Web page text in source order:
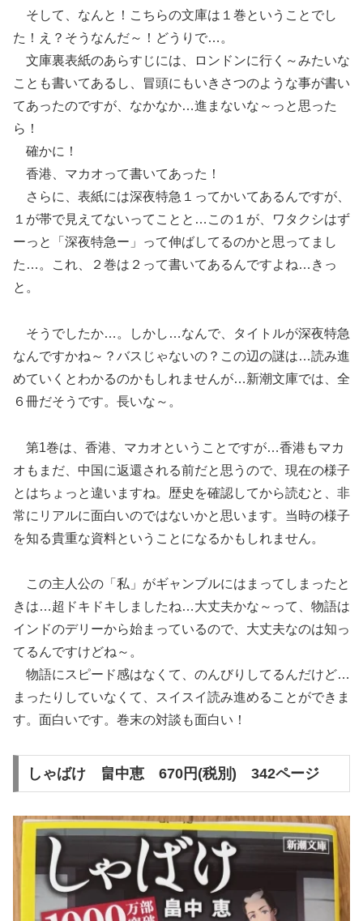
そして、なんと！こちらの文庫は１巻ということでし
た！え？そうなんだ～！どうりで…。
文庫裏表紙のあらすじには、ロンドンに行く～みたいな
ことも書いてあるし、冒頭にもいきさつのような事が書い
てあったのですが、なかなか…進まないな～っと思った
ら！
確かに！
香港、マカオって書いてあった！
さらに、表紙には深夜特急１ってかいてあるんですが、
１が帯で見えてないってことと…この１が、ワタクシはず
ーっと「深夜特急ー」って伸ばしてるのかと思ってまし
た…。これ、２巻は２って書いてあるんですよね…きっ
と。
そうでしたか…。しかし…なんで、タイトルが深夜特急
なんですかね～？バスじゃないの？この辺の謎は…読み進
めていくとわかるのかもしれませんが…新潮文庫では、全
６冊だそうです。長いな～。
第1巻は、香港、マカオということですが…香港もマカ
オもまだ、中国に返還される前だと思うので、現在の様子
とはちょっと違いますね。歴史を確認してから読むと、非
常にリアルに面白いのではないかと思います。当時の様子
を知る貴重な資料ということになるかもしれません。
この主人公の「私」がギャンブルにはまってしまったと
きは…超ドキドキしましたね…大丈夫かな～って、物語は
インドのデリーから始まっているので、大丈夫なのは知っ
てるんですけどね～。
物語にスピード感はなくて、のんびりしてるんだけど…
まったりしていなくて、スイスイ読み進めることができま
す。面白いです。巻末の対談も面白い！
しゃばけ 畠中恵 670円(税別) 342ページ